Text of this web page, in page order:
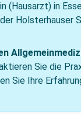
(Hausarzt) in
Holsterhauser
Sie die
Sie Ihre